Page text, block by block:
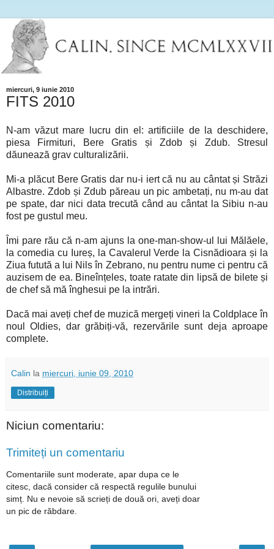
miercuri, 9 iunie 2010
FITS 2010
N-am văzut mare lucru din el: artificiile de la deschidere,
piesa Firmituri, Bere Gratis și Zdob și Zdub. Stresul
dăunează grav culturalizării.
Mi-a plăcut Bere Gratis dar nu-i iert că nu au cântat și Străzi
Albastre. Zdob și Zdub păreau un pic ambetați, nu m-au dat
pe spate, dar nici data trecută când au cântat la Sibiu n-au
fost pe gustul meu.
Îmi pare rău că n-am ajuns la one-man-show-ul lui Mălăele,
la comedia cu Iureș, la Cavalerul Verde la Cisnădioara și la
Ziua futută a lui Nils în Zebrano, nu pentru nume ci pentru că
auzisem de ea. Bineînțeles, toate ratate din lipsă de bilete și
de chef să mă înghesui pe la intrări.
Dacă mai aveți chef de muzică mergeți vineri la Coldplace în
noul Oldies, dar grăbiți-vă, rezervările sunt deja aproape
complete.
Calin la miercuri, iunie 09, 2010
Distribuiți
Niciun comentariu:
Trimiteți un comentariu
Comentariile sunt moderate, apar dupa ce le
citesc, dacă consider că respectă regulile bunului
simț. Nu e nevoie să scrieți de două ori, aveți doar
un pic de răbdare.